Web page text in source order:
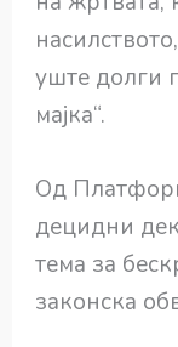
уште долги
мајка“.
Од
децидни
тема за
законска